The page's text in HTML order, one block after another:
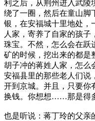
利之后，从荆州进入武陵
绕了一圈，然后在童山脚
银，在安福城十里地处，
人家，寄养了自家的孩
珠宝。不然，怎么会在跃
矿的时候，挖出来的都是
胡子冲的蒋姓人家，怎么
安福县里的那些老人们说
开到京城。并且，只要你
换钱。你想想……那是得
也是听说：蒋丁玲的父亲